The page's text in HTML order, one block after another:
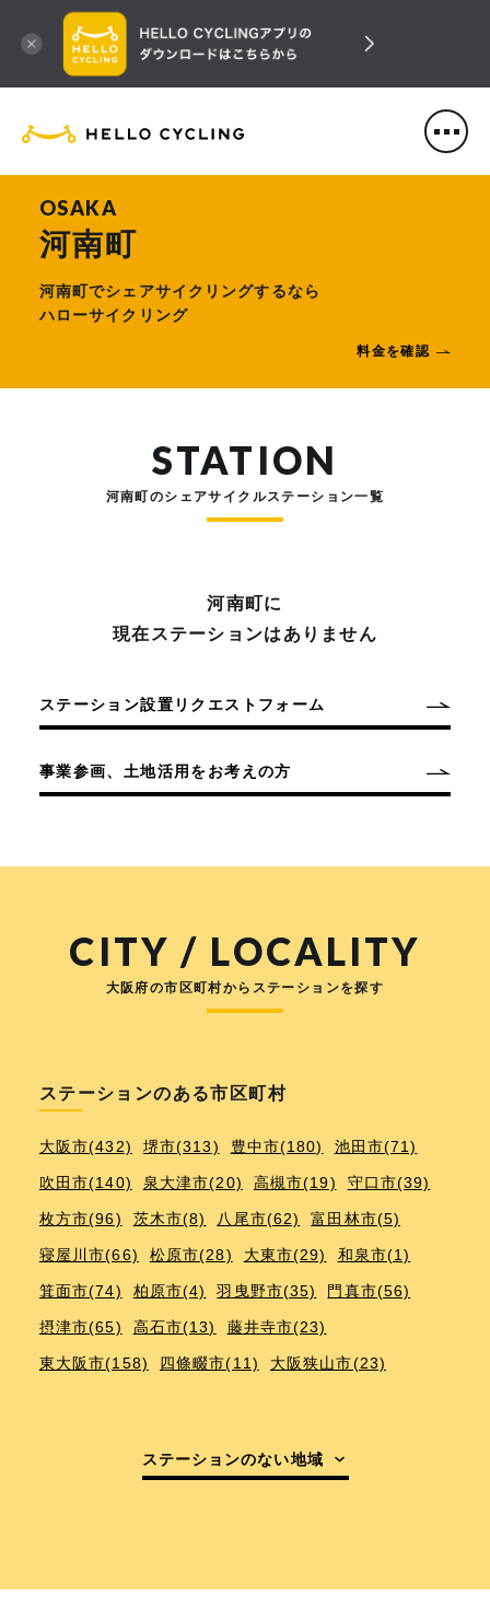
HELLO CYCLING（ハローサ
OSAKA
河南町
河南町でシェアサイクリングするなら
ハローサイクリング
料金を確認
STATION
河南町のシェアサイクルステーション一覧
河南町に
現在ステーションはありません
ステーション設置リクエストフォーム
事業参画、土地活用をお考えの方
CITY / LOCALITY
大阪府の市区町村からステーションを探す
ステーションのある市区町村
大阪市(432) 堺市(313) 豊中市(180) 池田市(71)
吹田市(140) 泉大津市(20) 高槻市(19) 守口市(39)
枚方市(96) 茨木市(8) 八尾市(62) 富田林市(5)
寝屋川市(66) 松原市(28) 大東市(29) 和泉市(1)
箕面市(74) 柏原市(4) 羽曳野市(35) 門真市(56)
摂津市(65) 高石市(13) 藤井寺市(23)
東大阪市(158) 四條畷市(11) 大阪狭山市(23)
ステーションのない地域